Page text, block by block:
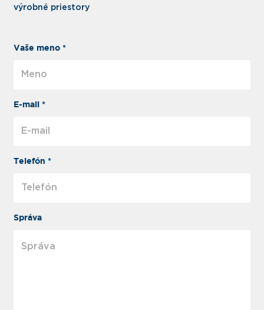
výrobné priestory
Vaše meno *
E-mail *
Telefón *
Správa